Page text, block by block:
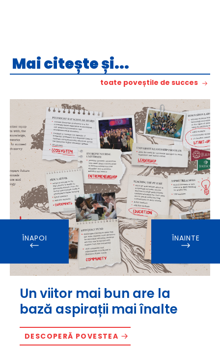
Mai citește și...
toate poveștile de succes
Un viitor mai bun are la
bază aspirații mai înalte
DESCOPERĂ POVESTEA
ÎNAPOI ÎNAINTE